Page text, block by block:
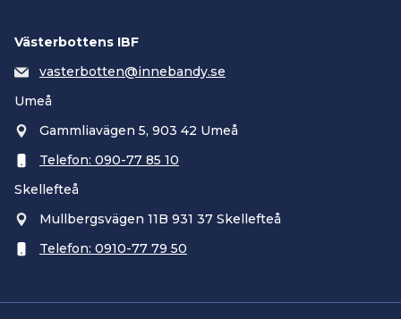
Västerbottens IBF
vasterbotten@innebandy.se
Umeå
Gammliavägen 5, 903 42 Umeå
Telefon: 090-77 85 10
Skellefteå
Mullbergsvägen 11B 931 37 Skellefteå
Telefon: 0910-77 79 50